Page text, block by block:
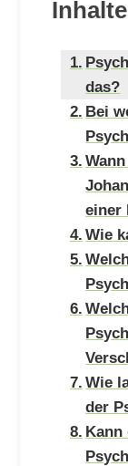
Inhalte
das?
Bei
einer
Wie
Wie
der